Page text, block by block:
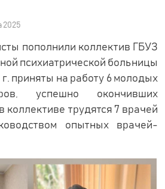
2025
пополнили коллектив ГБУЗ
психиатрической больницы
приняты на работу 6 молодых
успешно окончивших
коллективе трудятся 7 врачей
опытных врачей-